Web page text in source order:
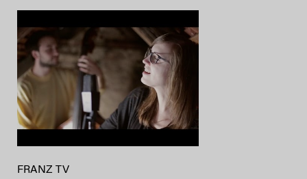
FRANZ TV